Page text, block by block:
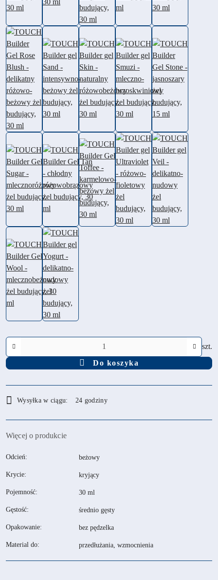
szt.
Do koszyka
i
dostawa
Wysyłka w ciągu: 24 godziny
Więcej o produkcie
Odcień: beżowy
Krycie: kryjący
Pojemność: 30 ml
Gęstość: średnio gęsty
Opakowanie: bez pędzelka
Material do: przedłużania, wzmocnienia